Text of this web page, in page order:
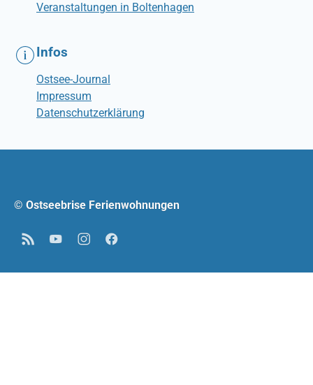
Veranstaltungen in Boltenhagen
Infos
Ostsee-Journal
Impressum
Datenschutzerklärung
© Ostseebrise Ferienwohnungen
RSS YouTubeInstagramFacebook